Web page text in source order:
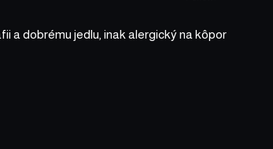
a dobrému jedlu, inak alergický na kôpor